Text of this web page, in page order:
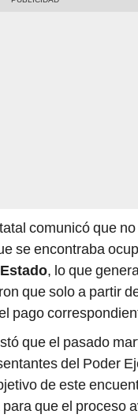
comunicó que
se encontraba
, lo que
que solo a partir
pago
que el pasado
del Poder
de este
que el proceso